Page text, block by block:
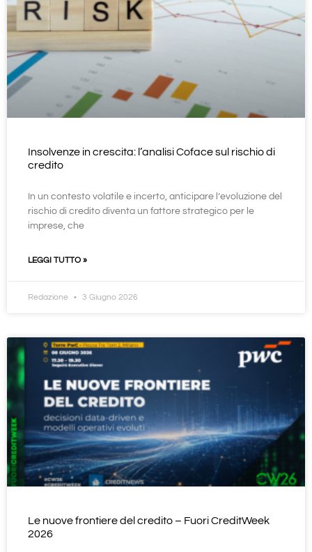
Insolvenze in crescita: l’analisi Coface sul rischio di
credito
In un contesto volatile e incerto, anticipare l’evoluzione del
rischio di credito diventa un fattore strategico per le
imprese, che
LEGGI TUTTO »
Redazione 3 Giugno 2026
Le nuove frontiere del credito – Fuori CreditWeek
2026